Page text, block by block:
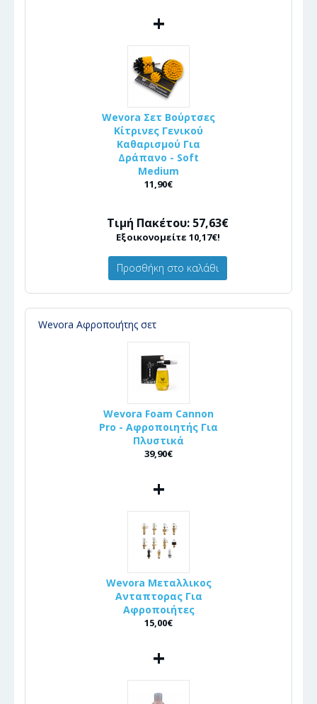
+
Wevora Σετ Βούρτσες
Κίτρινες Γενικού
Καθαρισμού Για
Δράπανο - Soft
Medium
11,90€
Τιμή Πακέτου: 57,63€
Εξοικονομείτε 10,17€!
Προσθήκη στο καλάθι
Wevora Αφροποιήτης σετ
Wevora Foam Cannon
Pro - Αφροποιητής Για
Πλυστικά
39,90€
+
Wevora Μεταλλικος
Ανταπτορας Για
Αφροποιήτες
15,00€
+